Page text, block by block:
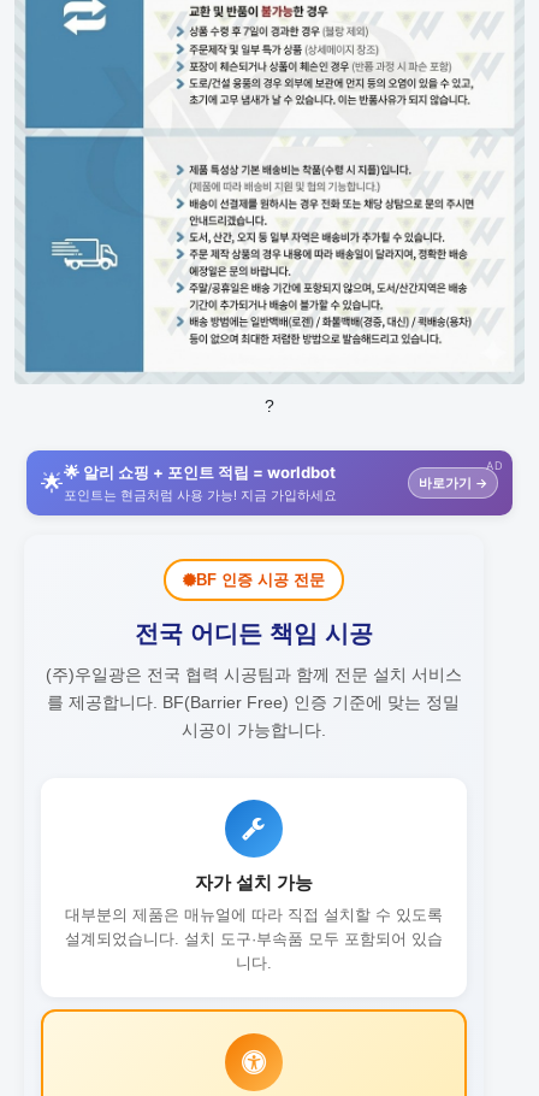
?
AD
🌟🌟 알리 쇼핑 + 포인트 적립 = worldbot
포인트는 현금처럼 사용 가능! 지금 가입하세요
바로가기 →
BF 인증 시공 전문
전국 어디든 책임 시공
(주)우일광은 전국 협력 시공팀과 함께 전문 설치 서비스
를 제공합니다. BF(Barrier Free) 인증 기준에 맞는 정밀
시공이 가능합니다.
자가 설치 가능
대부분의 제품은 매뉴얼에 따라 직접 설치할 수 있도록
설계되었습니다. 설치 도구·부속품 모두 포함되어 있습
니다.